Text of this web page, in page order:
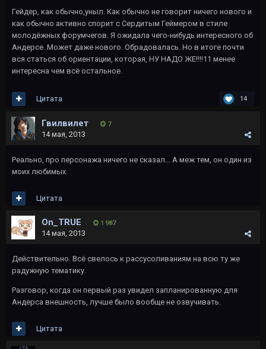
Гейдер, как обычно,уныл. Как обычно не говорит ничего нового и
как обычно активно спорит с Сердитым Геймером в стиле
молодёжных форумчегов. Я ожидала чего-нибудь интересного об
Андерсе. Может даже нового. Обрадовалась. Но в итоге почти
вся статься об ориентации, которая, НУ НАДО ЖЕ!!!!11 менее
интересна чем всё остальное.
14
Цитата
Гвилвилет 7
14 мая, 2013
Реально, про персонажа ничего не сказал... А меж тем, он один из
моих любимых.
Цитата
On_TRUE 1 987
14 мая, 2013
Действительно. Всё свелось к рассусоливаниям на всю ту же
радужную тематику.
Разговор, когда он первый раз увидел запланированную для
Андерса внешность, лучше было вообще не озвучивать.
Цитата